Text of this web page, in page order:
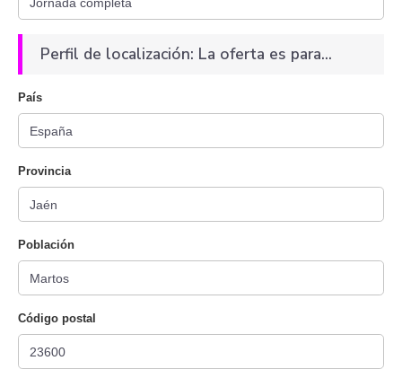
Perfil de localización: La oferta es para...
País
Provincia
Población
Código postal